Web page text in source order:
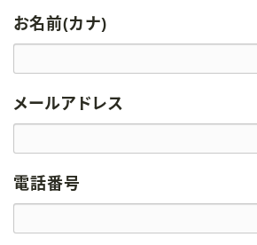
お名前(カナ)
メールアドレス
電話番号